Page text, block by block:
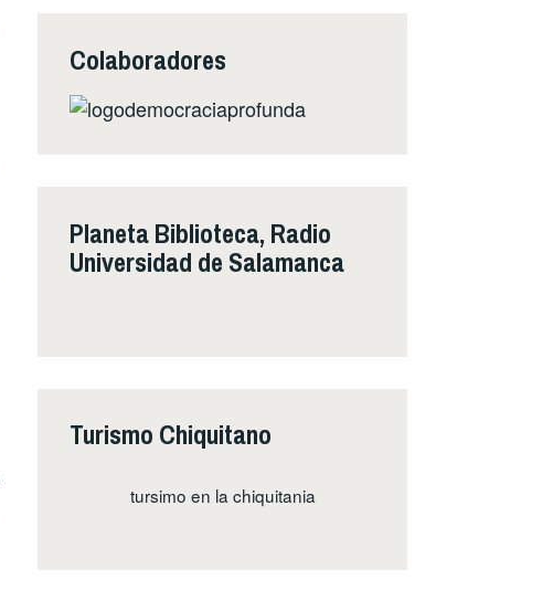
Colaboradores
Planeta Biblioteca, Radio
Universidad de Salamanca
Turismo Chiquitano
tursimo en la chiquitania